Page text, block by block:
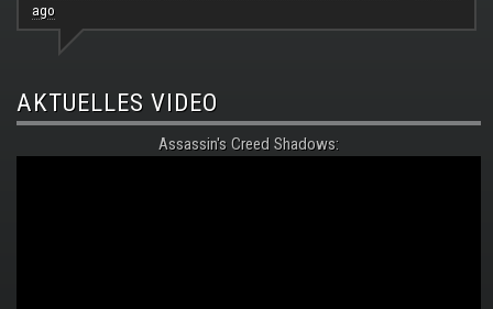
ago
AKTUELLES VIDEO
Assassin's Creed Shadows: